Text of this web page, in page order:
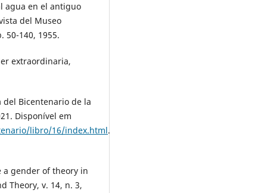
agua en el antiguo
del Museo
50-140, 1955.
extraordinaria,
del Bicentenario de la
Disponível em
libro/16/index.html.
a gender of theory in
Theory, v. 14, n. 3,